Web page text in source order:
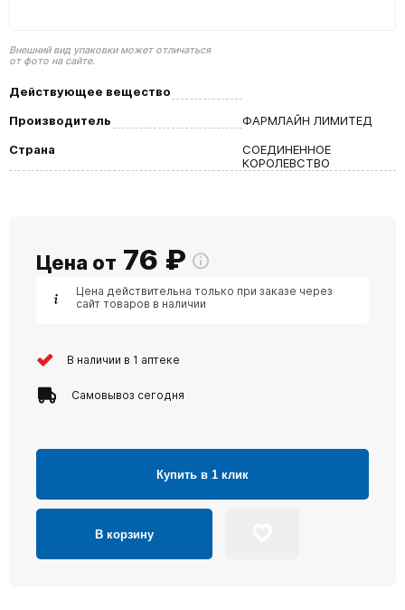
Внешний вид упаковки может отличаться
от фото на сайте.
Действующее вещество
Производитель
ФАРМЛАЙН ЛИМИТЕД
Страна
СОЕДИНЕННОЕ
КОРОЛЕВСТВО
Цена от 76 ₽
Цена действительна только при заказе через
сайт товаров в наличии
В наличии в 1 аптеке
Самовывоз сегодня
Купить в 1 клик
В корзину